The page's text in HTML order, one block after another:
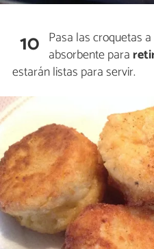
10 Pasa las croquetas
absorbente para
estarán listas para servir.